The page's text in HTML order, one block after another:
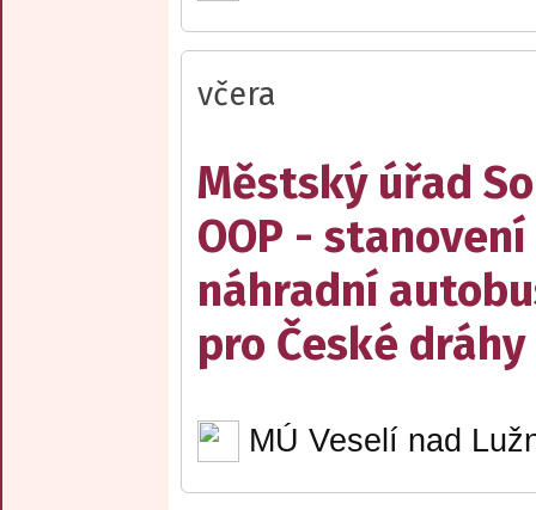
včera
Městský úřad
OOP -
náhradní
pro České dráhy
MÚ Veselí nad